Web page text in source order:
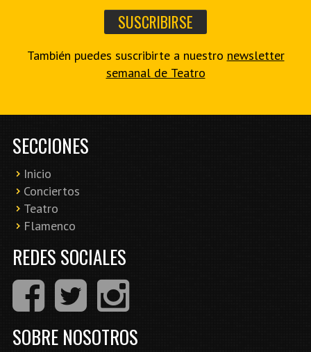
También puedes suscribirte a nuestro newsletter
semanal de Teatro
SECCIONES
Inicio
Conciertos
Teatro
Flamenco
REDES SOCIALES
SOBRE NOSOTROS